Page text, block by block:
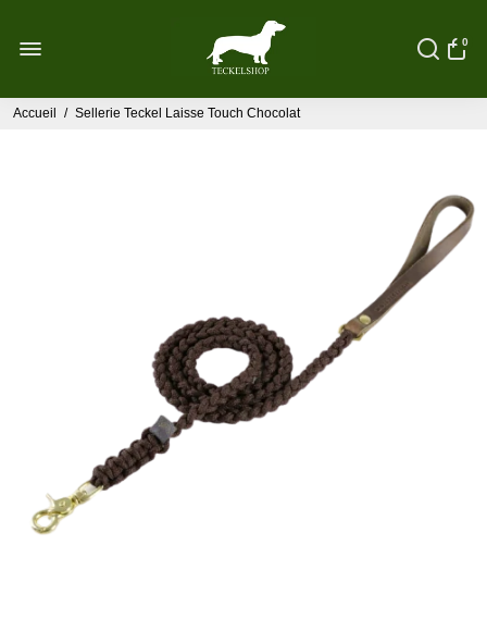
0
Accueil / Sellerie Teckel Laisse Touch Chocolat